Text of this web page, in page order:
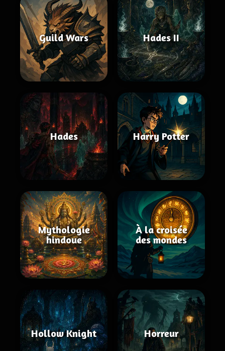
Guild Wars Hades II
Hades Harry Potter
Mythologie
hindoue
À la croisée
des mondes
Hollow Knight Horreur